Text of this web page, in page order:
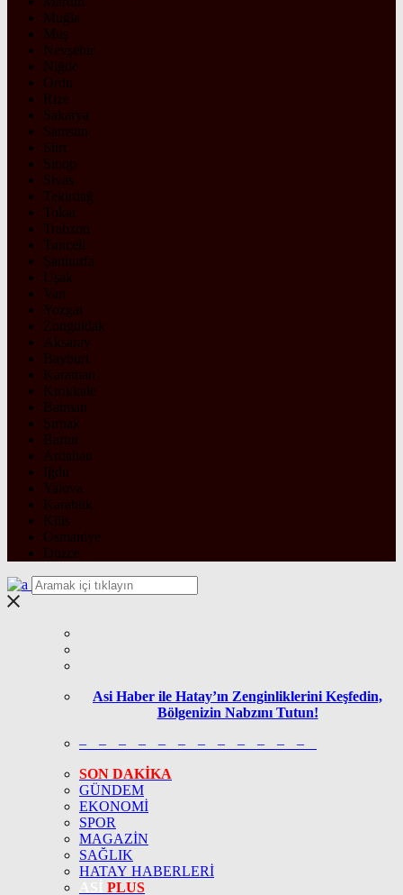
Muğla
Muş
Nevşehir
Niğde
Ordu
Rize
Sakarya
Samsun
Siirt
Sinop
Sivas
Tekirdağ
Tokat
Trabzon
Tunceli
Şanlıurfa
Uşak
Van
Yozgat
Zonguldak
Aksaray
Bayburt
Karaman
Kırıkkale
Batman
Şırnak
Bartın
Ardahan
Iğdır
Yalova
Karabük
Kilis
Osmaniye
Düzce
Asi Haber ile Hatay’ın Zenginliklerini Keşfedin,
Bölgenizin Nabzını Tutun!
– – – – – – – – – – – –
SON DAKİKA
GÜNDEM
EKONOMİ
SPOR
MAGAZİN
SAĞLIK
HATAY HABERLERİ
PLUS